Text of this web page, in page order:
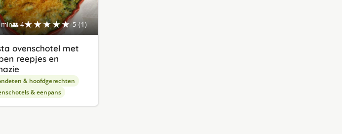
👥 4★★★★★ 5 (1)
ovenschotel met
reepjes en
& hoofdgerechten
& eenpans